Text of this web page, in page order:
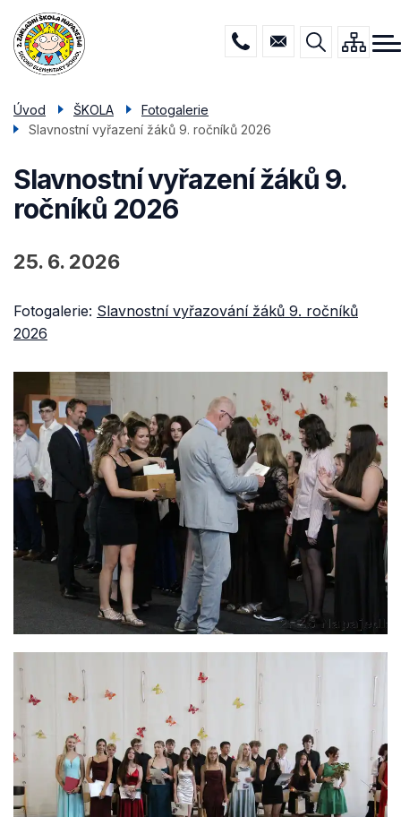
Přejít
hlavnímu
obsahu
Menu
navigace
ŠKOLA
DRUŽINA
PORADENSTVÍ
POVINNÉ INFO
KONTAKTY
Úvod ŠKOLA
Fotogalerie
Slavnostní vyřazení žáků 9. ročníků 2026
Slavnostní vyřazení žáků 9.
ročníků 2026
25. 6. 2026
Fotogalerie: Slavnostní vyřazování žáků 9. ročníků
2026